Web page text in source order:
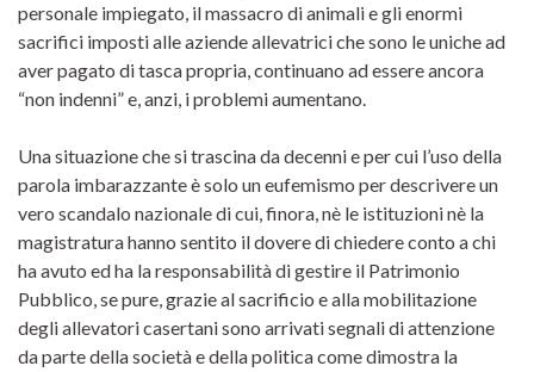
personale impiegato, il massacro di animali e gli enormi
sacrifici imposti alle aziende allevatrici che sono le uniche ad
aver pagato di tasca propria, continuano ad essere ancora
“non indenni” e, anzi, i problemi aumentano.
Una situazione che si trascina da decenni e per cui l’uso della
parola imbarazzante è solo un eufemismo per descrivere un
vero scandalo nazionale di cui, finora, nè le istituzioni nè la
magistratura hanno sentito il dovere di chiedere conto a chi
ha avuto ed ha la responsabilità di gestire il Patrimonio
Pubblico, se pure, grazie al sacrificio e alla mobilitazione
degli allevatori casertani sono arrivati segnali di attenzione
da parte della società e della politica come dimostra la